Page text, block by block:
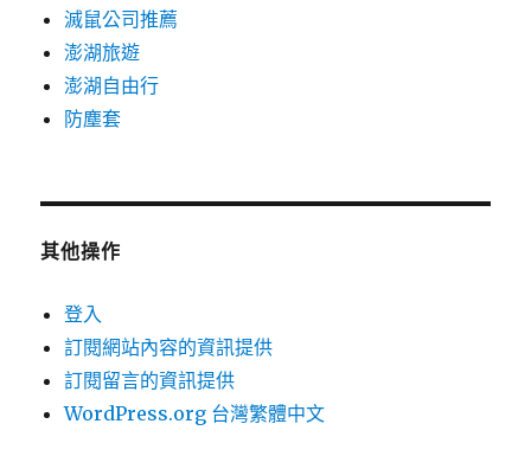
滅鼠公司推薦
澎湖旅遊
澎湖自由行
防塵套
其他操作
登入
訂閱網站內容的資訊提供
訂閱留言的資訊提供
WordPress.org 台灣繁體中文